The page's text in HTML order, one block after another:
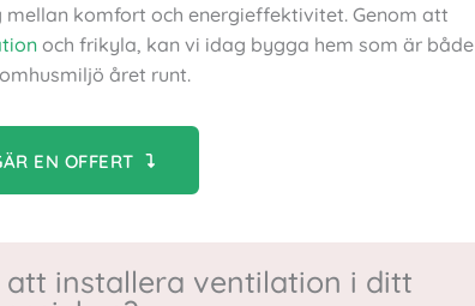
mellan komfort och energieffektivitet. Genom att
och frikyla, kan vi idag bygga hem som är både
året runt.
EN OFFERT
installera ventilation i ditt